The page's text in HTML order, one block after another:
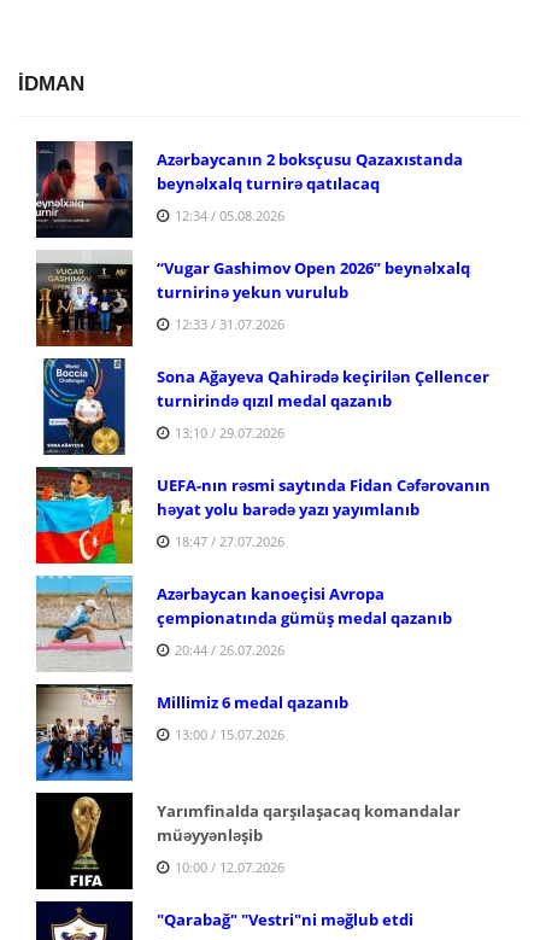
İDMAN
Azərbaycanın 2 boksçusu Qazaxıstanda
beynəlxalq turnirə qatılacaq
12:34 / 05.08.2026
“Vugar Gashimov Open 2026” beynəlxalq
turnirinə yekun vurulub
12:33 / 31.07.2026
Sona Ağayeva Qahirədə keçirilən Çellencer
turnirində qızıl medal qazanıb
13:10 / 29.07.2026
UEFA-nın rəsmi saytında Fidan Cəfərovanın
həyat yolu barədə yazı yayımlanıb
18:47 / 27.07.2026
Azərbaycan kanoeçisi Avropa
çempionatında gümüş medal qazanıb
20:44 / 26.07.2026
Millimiz 6 medal qazanıb
13:00 / 15.07.2026
Yarımfinalda qarşılaşacaq komandalar
müəyyənləşib
10:00 / 12.07.2026
"Qarabağ" "Vestri"ni məğlub etdi